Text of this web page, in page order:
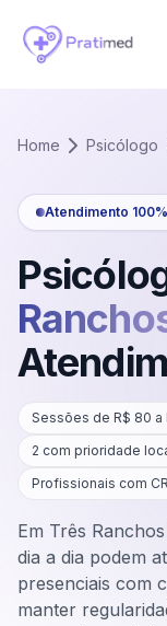
Home Psicólogo
Atendimento
Sessões de R$ 80 a
2 com prioridade
Profissionais com
Em Três
dia a dia podem
presenciais com
manter